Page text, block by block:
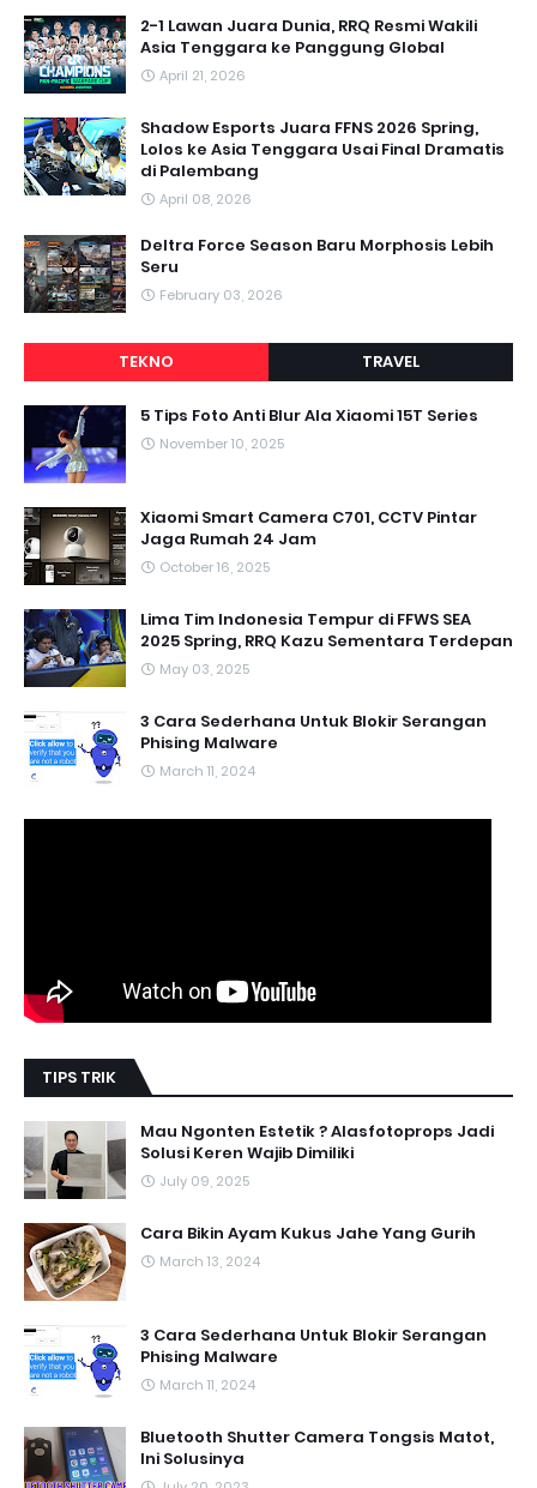
2-1 Lawan Juara Dunia, RRQ Resmi Wakili
Asia Tenggara ke Panggung Global
April 21, 2026
Shadow Esports Juara FFNS 2026 Spring,
Lolos ke Asia Tenggara Usai Final Dramatis
di Palembang
April 08, 2026
Deltra Force Season Baru Morphosis Lebih
Seru
February 03, 2026
TEKNO TRAVEL
5 Tips Foto Anti Blur Ala Xiaomi 15T Series
November 10, 2025
Xiaomi Smart Camera C701, CCTV Pintar
Jaga Rumah 24 Jam
October 16, 2025
Lima Tim Indonesia Tempur di FFWS SEA
2025 Spring, RRQ Kazu Sementara Terdepan
May 03, 2025
3 Cara Sederhana Untuk Blokir Serangan
Phising Malware
March 11, 2024
TIPS TRIK
Mau Ngonten Estetik ? Alasfotoprops Jadi
Solusi Keren Wajib Dimiliki
July 09, 2025
Cara Bikin Ayam Kukus Jahe Yang Gurih
March 13, 2024
3 Cara Sederhana Untuk Blokir Serangan
Phising Malware
March 11, 2024
Bluetooth Shutter Camera Tongsis Matot,
Ini Solusinya